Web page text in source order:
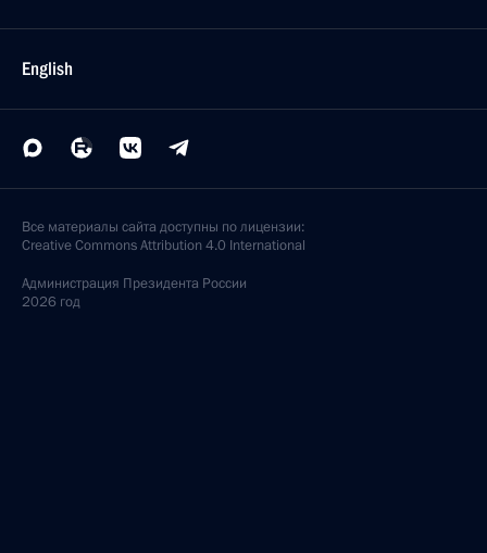
English
Все материалы сайта доступны по лицензии:
Creative Commons Attribution 4.0 International
Администрация Президента России
2026 год